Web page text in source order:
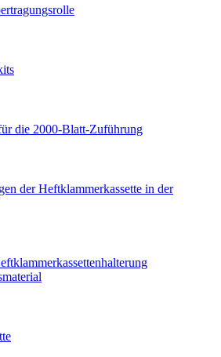
die 2000-Blatt-Zuführung
der Heftklammerkassette in der